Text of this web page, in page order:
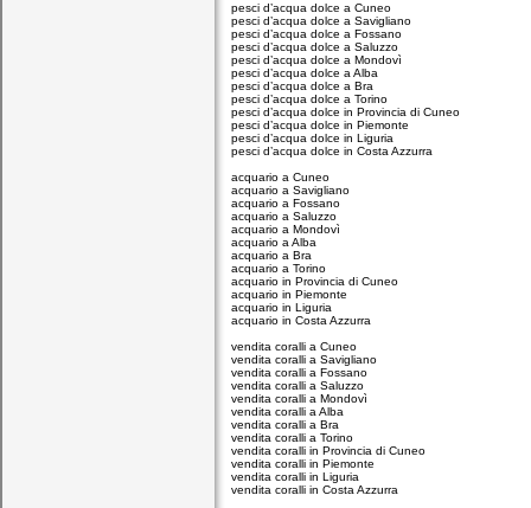
pesci d’acqua dolce a Cuneo
pesci d’acqua dolce a Savigliano
pesci d’acqua dolce a Fossano
pesci d’acqua dolce a Saluzzo
pesci d’acqua dolce a Mondovì
pesci d’acqua dolce a Alba
pesci d’acqua dolce a Bra
pesci d’acqua dolce a Torino
pesci d’acqua dolce in Provincia di Cuneo
pesci d’acqua dolce in Piemonte
pesci d’acqua dolce in Liguria
pesci d’acqua dolce in Costa Azzurra
acquario a Cuneo
acquario a Savigliano
acquario a Fossano
acquario a Saluzzo
acquario a Mondovì
acquario a Alba
acquario a Bra
acquario a Torino
acquario in Provincia di Cuneo
acquario in Piemonte
acquario in Liguria
acquario in Costa Azzurra
vendita coralli a Cuneo
vendita coralli a Savigliano
vendita coralli a Fossano
vendita coralli a Saluzzo
vendita coralli a Mondovì
vendita coralli a Alba
vendita coralli a Bra
vendita coralli a Torino
vendita coralli in Provincia di Cuneo
vendita coralli in Piemonte
vendita coralli in Liguria
vendita coralli in Costa Azzurra